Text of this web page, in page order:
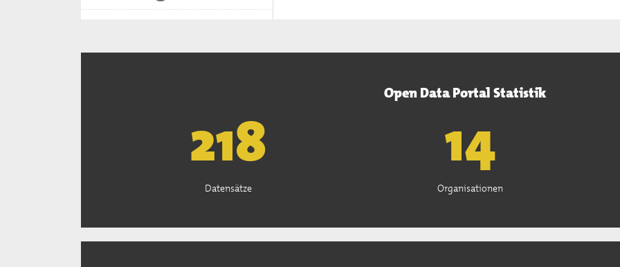
Open Data Portal Statistik
221
Datensätze
15
Organisationen